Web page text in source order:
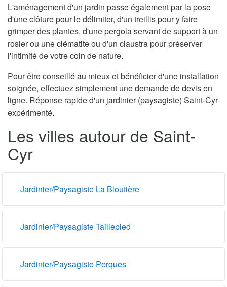
L'aménagement d'un jardin passe également par la pose
d'une clôture pour le délimiter, d'un treillis pour y faire
grimper des plantes, d'une pergola servant de support à un
rosier ou une clématite ou d'un claustra pour préserver
l'intimité de votre coin de nature.
Pour être conseillé au mieux et bénéficier d'une installation
soignée, effectuez simplement une demande de devis en
ligne. Réponse rapide d'un jardinier (paysagiste) Saint-Cyr
expérimenté.
Les villes autour de Saint-
Cyr
Jardinier/Paysagiste La Bloutière
Jardinier/Paysagiste Taillepied
Jardinier/Paysagiste Perques